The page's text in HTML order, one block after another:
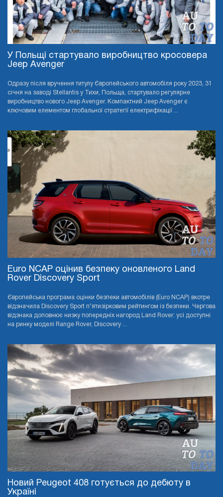
У Польщі стартувало виробництво кросовера
Jeep Avenger
Одразу після вручення титулу Європейського автомобіля року 2023, 31
січня на заводі Stellantis у Тихи, Польща, стартувало регулярне
виробництво нового Jeep Avenger. Компактний Jeep Avenger є
ключовим елементом глобальної стратегії електрифікації ...
Euro NCAP оцінив безпеку оновленого Land
Rover Discovery Sport
Європейська програма оцінки безпеки автомобілів (Euro NCAP) вкотре
відзначила Discovery Sport п’ятизірковим рейтингом із безпеки. Чергова
відзнака доповнює низку попередніх нагород Land Rover: усі доступні
на ринку моделі Range Rover, Discovery ...
Новий Peugeot 408 готується до дебюту в
Україні